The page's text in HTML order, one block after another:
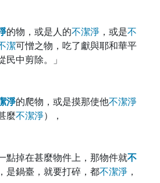
的物，或是人的不潔淨 ，或是不
潔可憎之物，吃了獻與耶和華平
中剪除。」
淨的爬物，或是摸那使他不潔淨
麼不潔淨），
點掉在甚麼物件上，那物件就不
是鍋臺，就要打碎，都不潔淨 ，